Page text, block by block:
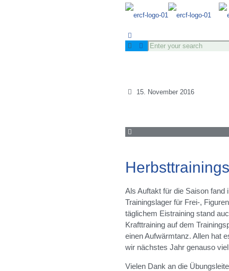
15. November 2016
Als Auftakt für die Saison fand
Trainingslager für Frei-,
täglichem Eistraining stand
Krafttraining auf dem
einen Aufwärmtanz. Allen hat
wir nächstes Jahr genauso
Vielen Dank an die